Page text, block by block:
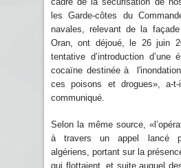
les Garde-côtes du
navales, relevant de la
Oran, ont déjoué, le 26 juin
tentative d’introduction d’une
cocaïne destinée à
ces poisons et drogues», a-
communiqué.
Selon la même source,
à travers un appel lancé
algériens, portant sur la
qui flottaient, et suite auquel